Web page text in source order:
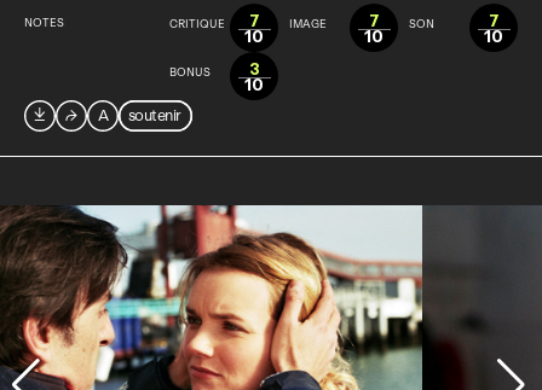
NOTES CRITIQUE 7
10
IMAGE 7
10
SON 7
10
BONUS 3
10

⮫ A soutenir